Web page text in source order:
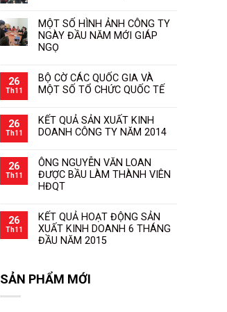
MỘT SỐ HÌNH ẢNH CÔNG TY
NGÀY ĐẦU NĂM MỚI GIÁP
NGỌ
26
Th11
BỘ CỜ CÁC QUỐC GIA VÀ
MỘT SỐ TỔ CHỨC QUỐC TẾ
26
Th11
KẾT QUẢ SẢN XUẤT KINH
DOANH CÔNG TY NĂM 2014
26
Th11
ÔNG NGUYỄN VĂN LOAN
ĐƯỢC BẦU LÀM THÀNH VIÊN
HĐQT
26
Th11
KẾT QUẢ HOẠT ĐỘNG SẢN
XUẤT KINH DOANH 6 THÁNG
ĐẦU NĂM 2015
SẢN PHẨM MỚI